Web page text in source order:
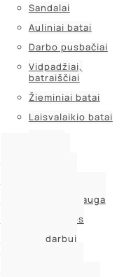
Sandalai
Auliniai batai
Darbo pusbačiai
Vidpadžiai,
batraiščiai
Žieminiai batai
Laisvalaikio batai
Akių ir veido apsauga
Galvos apsaugos
Apsauga darbui